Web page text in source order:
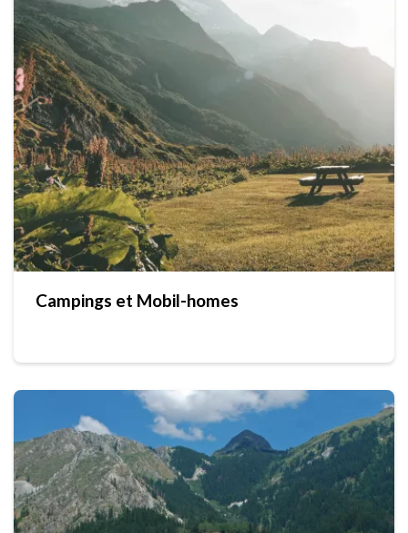
Campings et Mobil-homes